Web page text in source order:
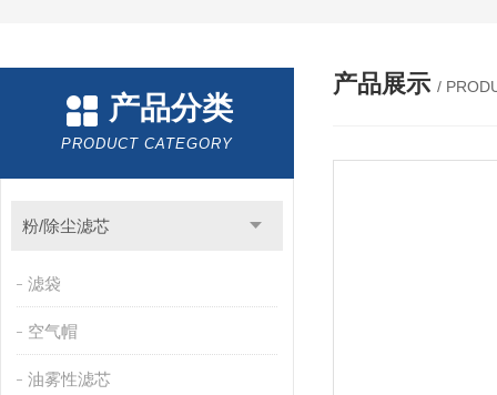
产品分类
PRODUCT CATEGORY
粉/除尘滤芯
滤袋
空气帽
油雾性滤芯
产品展示 /